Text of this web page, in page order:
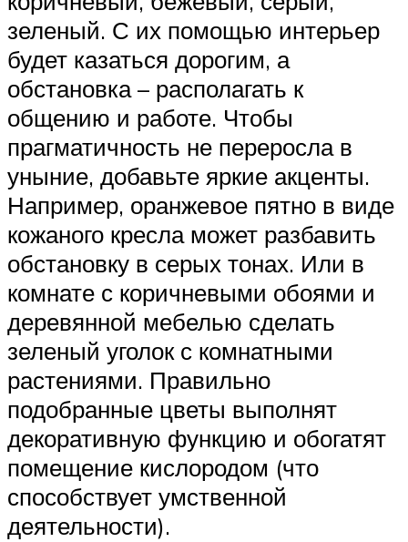
зеленый. С их помощью интерьер
будет казаться дорогим, а
обстановка – располагать к
общению и работе. Чтобы
прагматичность не переросла в
уныние, добавьте яркие акценты.
Например, оранжевое пятно в виде
кожаного кресла может разбавить
обстановку в серых тонах. Или в
комнате с коричневыми обоями и
деревянной мебелью сделать
зеленый уголок с комнатными
растениями. Правильно
подобранные цветы выполнят
декоративную функцию и обогатят
помещение кислородом (что
способствует умственной
деятельности).